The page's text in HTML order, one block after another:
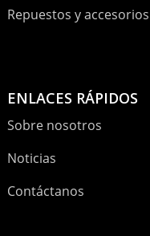
Repuestos y accesorios
ENLACES RÁPIDOS
Sobre nosotros
Noticias
Contáctanos